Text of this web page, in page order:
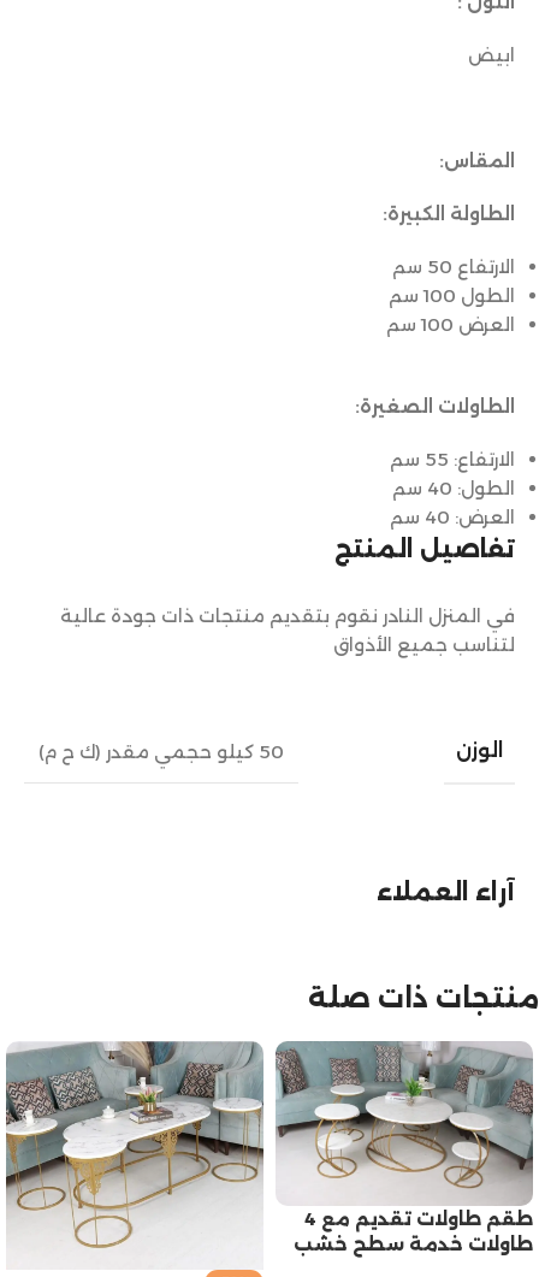
تفاصيل المنتج
في المنزل النادر نقوم بتقديم منتجات ذات جودة عالية
لتناسب جميع الأذواق
الوزن 50 كيلو حجمي مقدر (ك ح م)
ابيض
المقاس:
الطاولة الكبيرة:
الارتفاع 50 سم
الطول 100 سم
العرض 100 سم
الطاولات الصغيرة:
الارتفاع: 55 سم
الطول: 40 سم
العرض: 40 سم
آراء العملاء
منتجات ذات صلة
طقم طاولات تقديم مع 4
طاولات خدمة سطح خشب